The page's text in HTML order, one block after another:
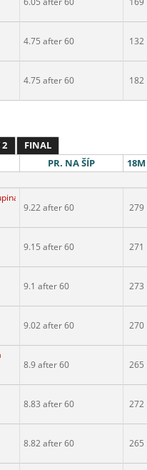
4.75 after 60 132
4.75 after 60 182
2
FINAL
PR. NA ŠÍP 18M
9.22 after 60 279
9.15 after 60 271
9.1 after 60 273
9.02 after 60 270
8.9 after 60 265
8.83 after 60 272
8.82 after 60 265